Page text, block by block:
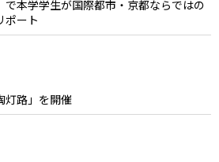
で本学学生が国際都市・京都ならではの
ポート
灯路」を開催